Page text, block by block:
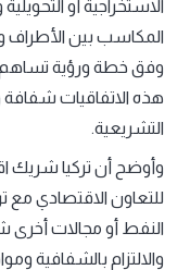
الاستخراجية أو
المكاسب بين الأطراف
وفق خطة ورؤية تساهم
هذه الاتفاقيات
التشريعية.
وأوضح أن تركيا شريك
للتعاون الاقتصادي مع
النفط أو مجالات أخرى
والالتزام بالشفافية